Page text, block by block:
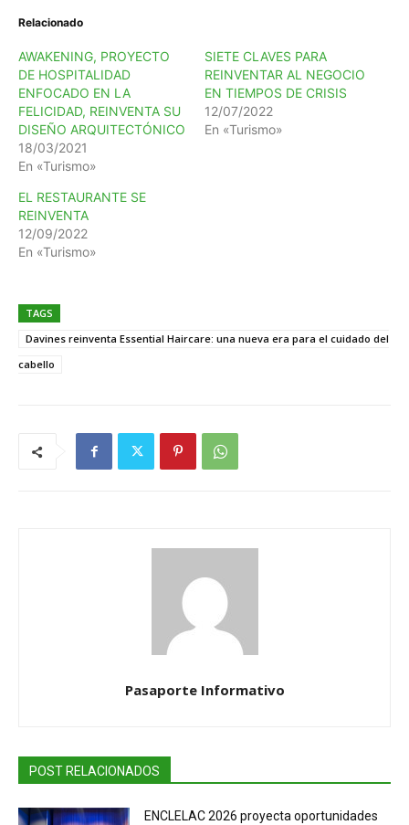
Relacionado
AWAKENING, PROYECTO
DE HOSPITALIDAD
ENFOCADO EN LA
FELICIDAD, REINVENTA SU
DISEÑO ARQUITECTÓNICO
18/03/2021
En «Turismo»
SIETE CLAVES PARA
REINVENTAR AL NEGOCIO
EN TIEMPOS DE CRISIS
12/07/2022
En «Turismo»
EL RESTAURANTE SE
REINVENTA
12/09/2022
En «Turismo»
TAGS
Davines reinventa Essential Haircare: una nueva era para el cuidado del
cabello
Pasaporte Informativo
POST RELACIONADOS
ENCLELAC 2026 proyecta oportunidades